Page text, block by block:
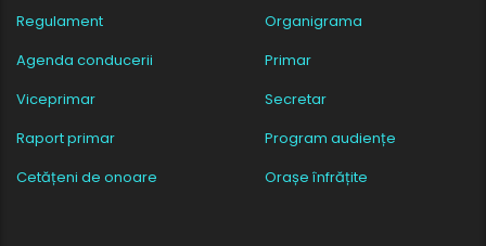
Regulament
Organigrama
Agenda conducerii
Primar
Viceprimar
Secretar
Raport primar
Program audiențe
Cetățeni de onoare
Orașe înfrățite